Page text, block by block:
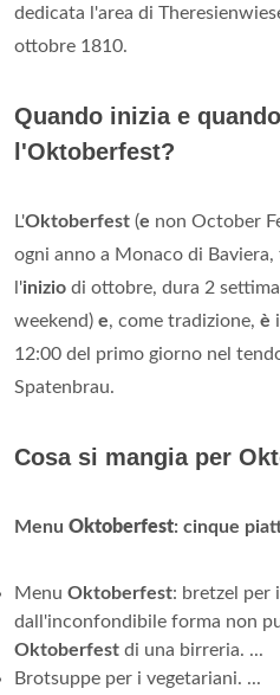
dedicata l'area di
ottobre 1810.
Quando inizia e
l'Oktoberfest?
L'Oktoberfest (e non October
ogni anno a Monaco di
l'inizio di ottobre, dura 2
weekend) e, come tradizione, è
12:00 del primo giorno nel
Spatenbrau.
Cosa si mangia per
Menu Oktoberfest: cinque
Menu Oktoberfest: bretzel per
dall'inconfondibile forma non
Oktoberfest di una birreria. ...
Brotsuppe per i vegetariani. ...